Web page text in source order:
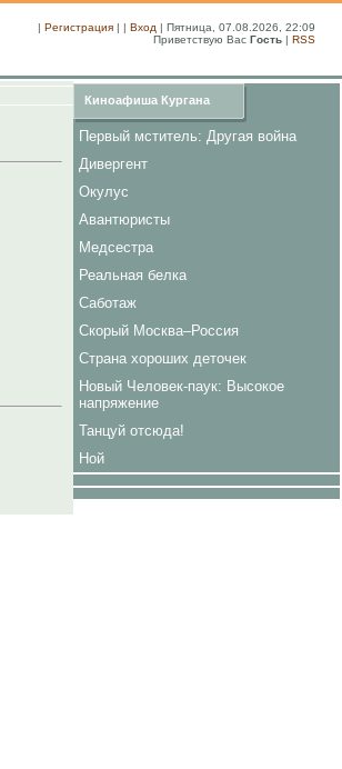
| Регистрация | | Вход | Пятница, 07.08.2026, 22:09
Приветствую Вас Гость | RSS
Киноафиша Кургана
Первый мститель: Другая война
Дивергент
Окулус
Авантюристы
Медсестра
Реальная белка
Саботаж
Скорый Москва–Россия
Страна хороших деточек
Новый Человек-паук: Высокое
напряжение
Танцуй отсюда!
Ной